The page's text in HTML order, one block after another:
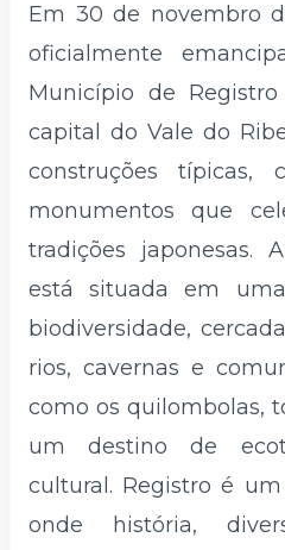
Em 30 de novembro
oficialmente
Município de
capital do Vale do
construções típicas,
monumentos que
tradições japonesas.
está situada em
biodiversidade,
rios, cavernas e
como os quilombolas,
um destino de
cultural. Registro é
onde história,